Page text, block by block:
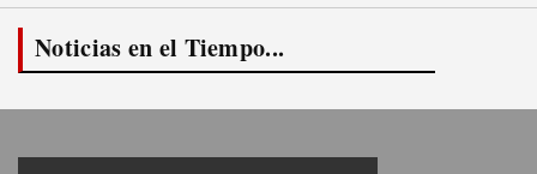
Noticias en el Tiempo...